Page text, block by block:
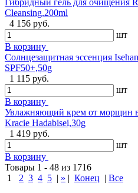
Cleansing,200ml
4 156 руб.
шт
В корзину
Солнцезащитная эссенция
SPF50+,50g
1 115 руб.
шт
В корзину
Увлажняющий крем от морщин в
Kracie Hadabisei,30g
1 419 руб.
шт
В корзину
Товары 1 - 48 из 1716
1
2 3 4 5 | » | Конец | Все